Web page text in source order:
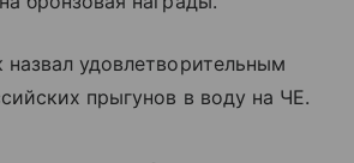
удовлетворительным
прыгунов в воду на ЧЕ.